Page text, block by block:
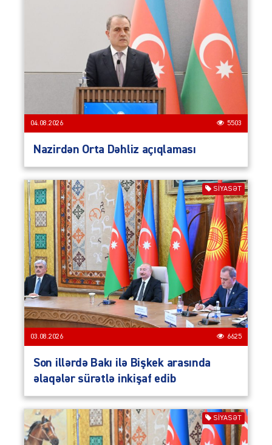
04.08.2026 5503
Nazirdən Orta Dəhliz açıqlaması
SIYASƏT
03.08.2026 6625
Son illərdə Bakı ilə Bişkek arasında
əlaqələr sürətlə inkişaf edib
SIYASƏT